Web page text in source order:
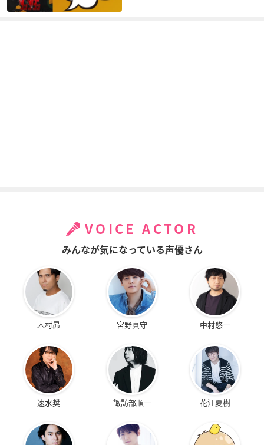
VOICE ACTOR
みんなが気になっている声優さん
木村昴 宮野真守 中村悠一
速水奨 諏訪部順一 花江夏樹